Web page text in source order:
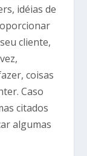
idéias de
cliente,
coisas
Caso
citados
algumas